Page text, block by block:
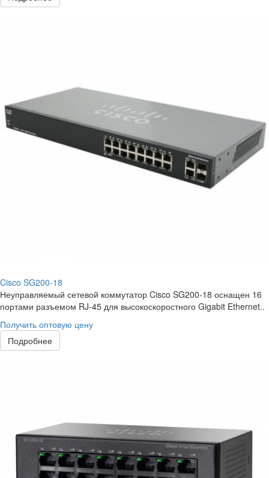
Cisco SG200-18
Неуправляемый сетевой коммутатор Cisco SG200-18 оснащен 16
портами разъемом RJ-45 для высокоскоростного Gigabit Ethernet..
Получить оптовую цену
Подробнее